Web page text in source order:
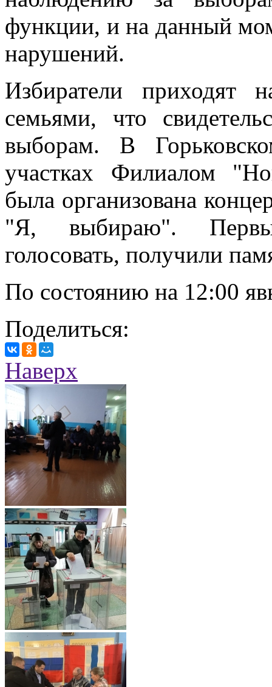
функции, и на данный
нарушений.
Избиратели приходят
семьями, что
выборам. В
участках Филиалом
была организована
"Я, выбираю".
голосовать, получили
По состоянию на 12:00
Поделиться:
Наверх